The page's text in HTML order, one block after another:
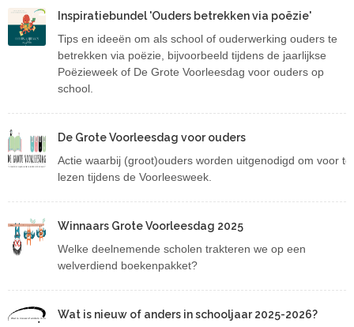
Inspiratiebundel 'Ouders betrekken via poëzie'
Tips en ideeën om als school of ouderwerking ouders te
betrekken via poëzie, bijvoorbeeld tijdens de jaarlijkse
Poëzieweek of De Grote Voorleesdag voor ouders op
school.
De Grote Voorleesdag voor ouders
Actie waarbij (groot)ouders worden uitgenodigd om voor te
lezen tijdens de Voorleesweek.
Winnaars Grote Voorleesdag 2025
Welke deelnemende scholen trakteren we op een
welverdiend boekenpakket?
Wat is nieuw of anders in schooljaar 2025-2026?Wat is nieuw of anders in schooljaar 2025-2026?